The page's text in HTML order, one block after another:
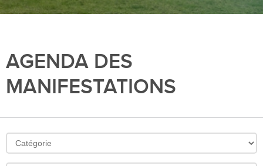
AGENDA DES
MANIFESTATIONS